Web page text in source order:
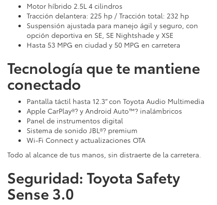
Motor híbrido 2.5L 4 cilindros
Tracción delantera: 225 hp / Tracción total: 232 hp
Suspensión ajustada para manejo ágil y seguro, con
opción deportiva en SE, SE Nightshade y XSE
Hasta 53 MPG en ciudad y 50 MPG en carretera
Tecnología que te mantiene
conectado
Pantalla táctil hasta 12.3” con Toyota Audio Multimedia
Apple CarPlay®? y Android Auto™? inalámbricos
Panel de instrumentos digital
Sistema de sonido JBL®? premium
Wi-Fi Connect y actualizaciones OTA
Todo al alcance de tus manos, sin distraerte de la carretera.
Seguridad: Toyota Safety
Sense 3.0